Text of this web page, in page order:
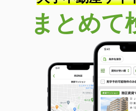
まとめて